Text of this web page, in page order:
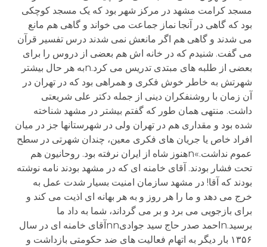
مسجد کرامت مشهد در مرکز شهر بود که يک مسجد کوچکی
بود که گاهی در آنجا نماز جماعت می خواند و گاهی هم مانع
می شدند و گاهی هم اگر مانعش نمی شدند درس تفسير قرآن
می گفت. شنيدم که در خانه اش هم بعضی از دروس را برای
بعضی از طلبه های مبتدی تدريس می کرد.nبه هر حال بيشتر
شهرتش به خاطر خوش فکری و همراهی بود که در تهران در
آن زمان با روشنفکران دينی از جمله دکتر علی شريعتی
داشت. منتهی همان طور که گفتم بيشتر در مشهد شناخته
شده بود و مقداری هم در تهران ولی در شهرستانها جز در ميان
افراد خاص يا جريان های فکری معين، چندان شهرتی در سطح
عموم نداشت.»nهنوز شاه از ايران نرفته بود. روحانيون هم
تحت فشار بودند. آقای خامنه ای که در مشهد بودند نامه نوشته
بودند که آقا! در مشهد سازمان امنيت بسيار شدت عمل به
خرج می دهد و ما را هر روز و به هر بهانه ای اذيت می کند و
برای بازجويی می برد و بر می گرداند، شما به داد ما
برسيد.nاحمد صدر حاج سید جوادیnnآقای خامنه ای در سال
۱۳۵۶ بار ديگر به اتهام فعاليت های ضد حکومتی بازداشت و